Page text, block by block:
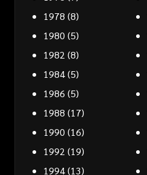
1978 (8)
1980 (5)
1982 (8)
1984(5)
1986 (5)
1988 (17)
1990 (16)
1992 (19)
1994(13)